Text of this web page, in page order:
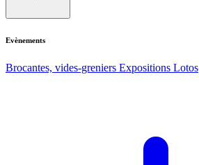
Evènements
Brocantes, vides-greniers Expositions Lotos